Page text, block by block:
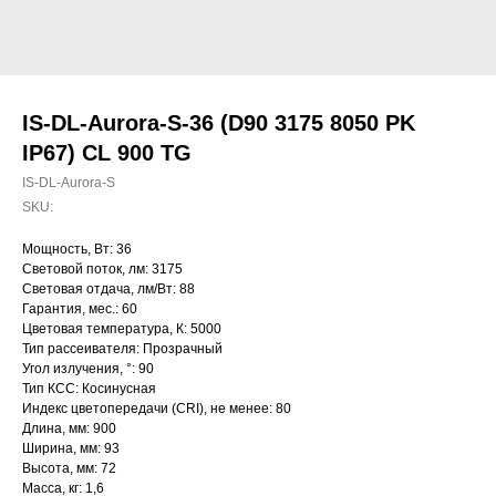
IS-DL-Aurora-S-36 (D90 3175 8050 PK
IP67) CL 900 TG
IS-DL-Aurora-S
SKU:
Мощность, Вт: 36
Световой поток, лм: 3175
Световая отдача, лм/Вт: 88
Гарантия, мес.: 60
Цветовая температура, К: 5000
Тип рассеивателя: Прозрачный
Угол излучения, °: 90
Тип КСС: Косинусная
Индекс цветопередачи (CRI), не менее: 80
Длина, мм: 900
Ширина, мм: 93
Высота, мм: 72
Масса, кг: 1,6